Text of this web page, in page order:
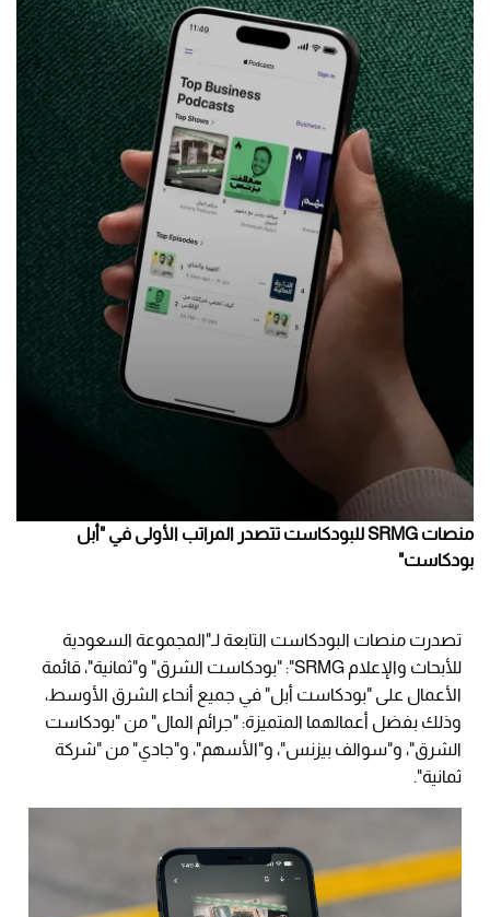
منصات SRMG للبودكاست تتصدر المراتب الأولى في "أبل
بودكاست"
تصدرت منصات البودكاست التابعة لـ"المجموعة السعودية
للأبحاث والإعلام SRMG": "بودكاست الشرق" و"ثمانية"، قائمة
الأعمال على "بودكاست أبل" في جميع أنحاء الشرق الأوسط،
وذلك بفضل أعمالهما المتميزة: "جرائم المال" من "بودكاست
الشرق"، و"سوالف بيزنس"، و"الأسهم"، و"جادي" من "شركة
ثمانية".